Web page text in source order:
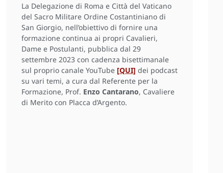
La Delegazione di Roma e Città del Vaticano
del Sacro Militare Ordine Costantiniano di
San Giorgio, nell’obiettivo di fornire una
formazione continua ai propri Cavalieri,
Dame e Postulanti, pubblica dal 29
settembre 2023 con cadenza bisettimanale
sul proprio canale YouTube [QUI] dei podcast
su vari temi, a cura dal Referente per la
Formazione, Prof. Enzo Cantarano, Cavaliere
di Merito con Placca d’Argento.